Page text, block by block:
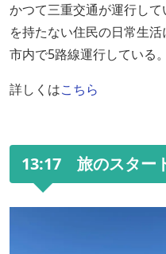
かつて三重交通が運行し
を持たない住民の日常生活
市内で5路線運行している。
詳しくはこちら
13:17 旅のスター